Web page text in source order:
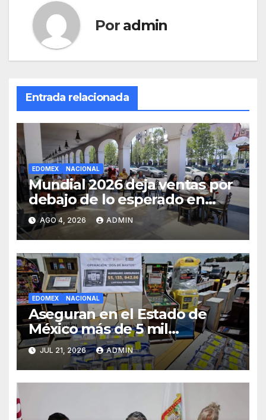
Por admin
Entrada relacionada
EDOMEX NACIONAL
Mundial 2026 deja ventas por
debajo de lo esperado en
restaurantes del Edomex
AGO 4, 2026 ADMIN
EDOMEX NACIONAL
Aseguran en el Estado de
México más de 5 mil
máquinas tragamonedas
JUL 21, 2026 ADMIN